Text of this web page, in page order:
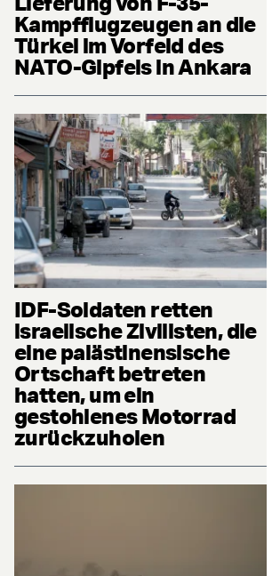
Kampfflugzeugen an die
Türkei im Vorfeld des
NATO-Gipfels in Ankara
IDF-Soldaten retten
israelische Zivilisten, die
eine palästinensische
Ortschaft betreten
hatten, um ein
gestohlenes Motorrad
zurückzuholen